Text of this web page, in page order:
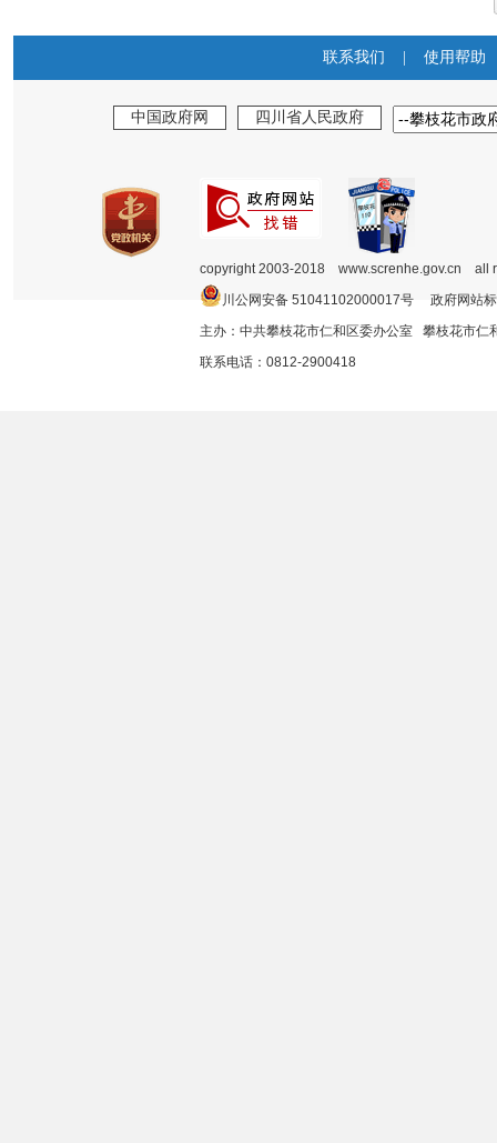
联系我们 使用帮助
中国政府网 四川省人民政府
copyright 2003-2018 www.screnhe.gov.cn
川公网安备 51041102000017号 政府网站
主办：中共攀枝花市仁和区委办公室 攀枝花市
联系电话：0812-2900418